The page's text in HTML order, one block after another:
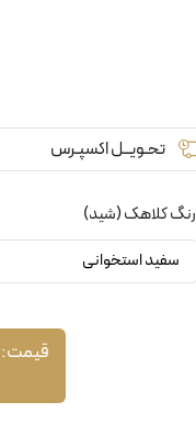
تحـویــل اکسپـرس
رنگ کلاهک (شید)
قیمت: